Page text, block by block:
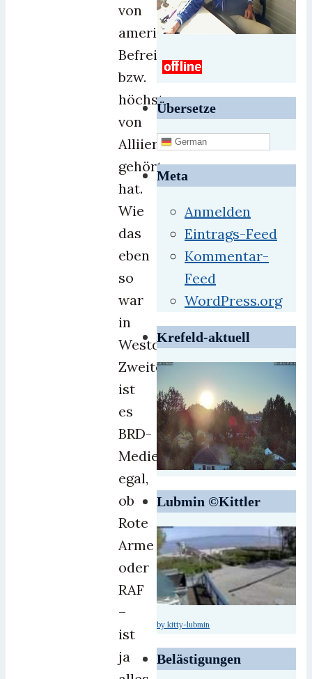
von
amerikanischen
Befreiern
bzw.
höchstens
von
Alliierten
gehört
hat.
Wie
das
eben
so
war
in
Westdeutschland.
Zweitens
ist
es
BRD-
Medientussis
egal,
ob
Rote
Arme
oder
RAF
–
ist
ja
Übersetze
German
Meta
Anmelden
Eintrags-Feed
Kommentar-
Feed
WordPress.org
Krefeld-aktuell
Lubmin ©Kittler
by kitty-lubmin
Belästigungen